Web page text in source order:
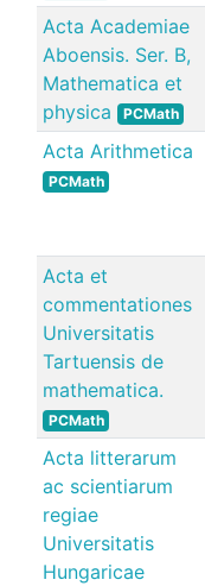
Acta Academiae
Aboensis. Ser. B,
Mathematica et
physica
PCMath
Acta Arithmetica
PCMath
Acta et
commentationes
Universitatis
Tartuensis de
mathematica.
PCMath
Acta litterarum
ac scientiarum
regiae
Universitatis
Hungaricae